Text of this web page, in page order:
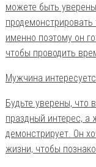
можете быть
именно поэтому он
чтобы проводить
Мужчина
Будьте уверены, что
праздный интерес, а
демонстрирует. Он
жизни, чтобы